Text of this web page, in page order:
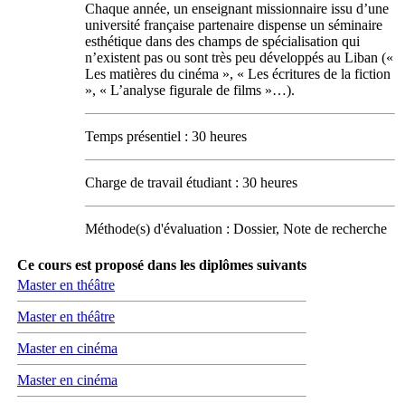
Chaque année, un enseignant missionnaire issu d’une
université française partenaire dispense un séminaire
esthétique dans des champs de spécialisation qui
n’existent pas ou sont très peu développés au Liban («
Les matières du cinéma », « Les écritures de la fiction
», « L’analyse figurale de films »…).
Temps présentiel : 30 heures
Charge de travail étudiant : 30 heures
Méthode(s) d'évaluation : Dossier, Note de recherche
Ce cours est proposé dans les diplômes suivants
Master en théâtre
Master en théâtre
Master en cinéma
Master en cinéma